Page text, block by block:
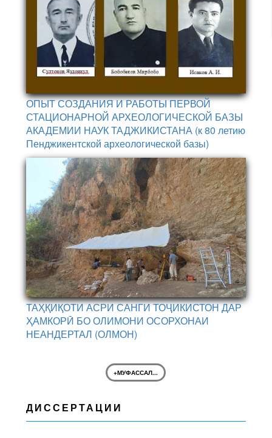
ОПЫТ СОЗДАНИЯ И РАБОТЫ ПЕРВОЙ
СТАЦИОНАРНОЙ АРХЕОЛОГИЧЕСКОЙ БАЗЫ
АКАДЕМИИ НАУК ТАДЖИКИСТАНА (к 80 летию
Пенджикентской археологической базы)
ТАҲҚИҚОТИ АСРИ САНГИ ТОҶИКИСТОН ДАР
ҲАМКОРӢ БО ОЛИМОНИ ОСОРХОНАИ
НЕАНДЕРТАЛ (ОЛМОН)
+МУФАССАЛ...
ДИССЕРТАЦИИ